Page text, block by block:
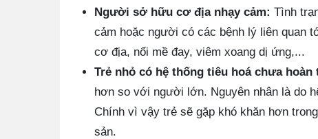
Người sở hữu cơ địa nhạy cảm: Tình
cảm hoặc người có các bệnh lý liên quan
cơ địa, nổi mề đay, viêm xoang dị ứng,...
Trẻ nhỏ có hệ thống tiêu hoá chưa hoàn
hơn so với người lớn. Nguyên nhân là do
Chính vì vậy trẻ sẽ gặp khó khăn hơn
sản.